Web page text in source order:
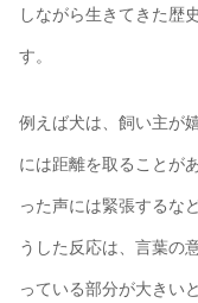
しながら生きてきた歴
す。
例えば犬は、飼い主が
には距離を取ることが
った声には緊張するな
うした反応は、言葉の
っている部分が大きい